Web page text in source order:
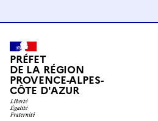
PRÉFET
DE LA RÉGION
PROVENCE-ALPES-
CÔTE D'AZUR